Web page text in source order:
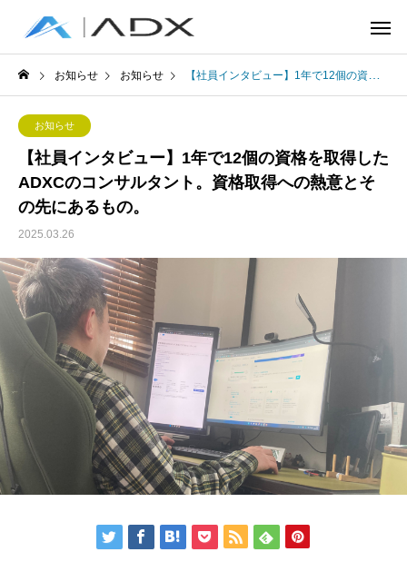
お知らせ お知らせ 【社員インタビュー】1年で12個の資格を取得したADXCのコンサルタント。資格取得への熱意とその先にあるもの。
お知らせ
【社員インタビュー】1年で12個の資格を取得した
ADXCのコンサルタント。資格取得への熱意とそ
の先にあるもの。
2025.03.26